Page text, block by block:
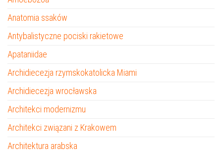
Anatomia ssaków
Antybalistyczne pociski rakietowe
Apataniidae
Archidiecezja rzymskokatolicka Miami
Archidiecezja wrocławska
Architekci modernizmu
Architekci związani z Krakowem
Architektura arabska